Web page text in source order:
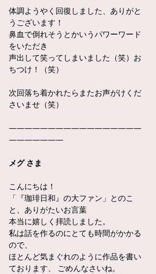
体調ようやく回復しました、ありがと
うございます！
鼻血で倒れそうとかいうパワーワード
をいただき
声出して笑ってしまいました（笑）お
ちつけ！（笑）
次回落ち着かれたらまたお声がけくだ
さいませ（笑）
—————————————————
———————
メグ さま
こんにちは！
「『珈琲日和』の大ファン」とのこ
と、ありがたいお言葉
本当に嬉しく拝読しました。
私は話を作るのにとても時間がかかる
ので、
ほとんど気まぐれのように作品を書い
ております、 ごめんなさいね。